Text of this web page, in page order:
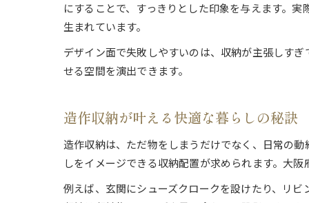
にすることで、すっきりとした印象を与えます。
生まれています。
デザイン面で失敗しやすいのは、収納が主張しす
せる空間を演出できます。
造作収納が叶える快適な暮らしの秘訣
造作収納は、ただ物をしまうだけでなく、日常の
しをイメージできる収納配置が求められます。大
例えば、玄関にシューズクロークを設けたり、リ